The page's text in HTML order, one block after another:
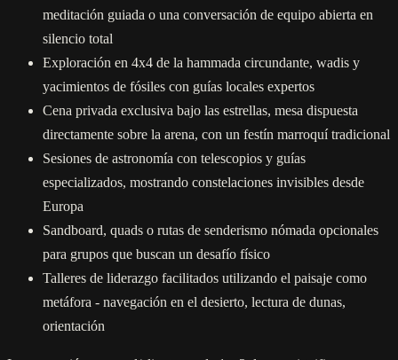
meditación guiada o una conversación de equipo abierta en
silencio total
Exploración en 4x4 de la hammada circundante, wadis y
yacimientos de fósiles con guías locales expertos
Cena privada exclusiva bajo las estrellas, mesa dispuesta
directamente sobre la arena, con un festín marroquí tradicional
Sesiones de astronomía con telescopios y guías
especializados, mostrando constelaciones invisibles desde
Europa
Sandboard, quads o rutas de senderismo nómada opcionales
para grupos que buscan un desafío físico
Talleres de liderazgo facilitados utilizando el paisaje como
metáfora - navegación en el desierto, lectura de dunas,
orientación